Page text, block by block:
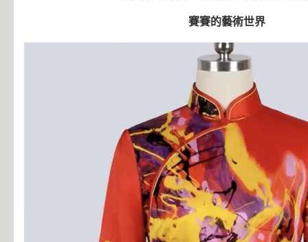
賽賽的藝術世界